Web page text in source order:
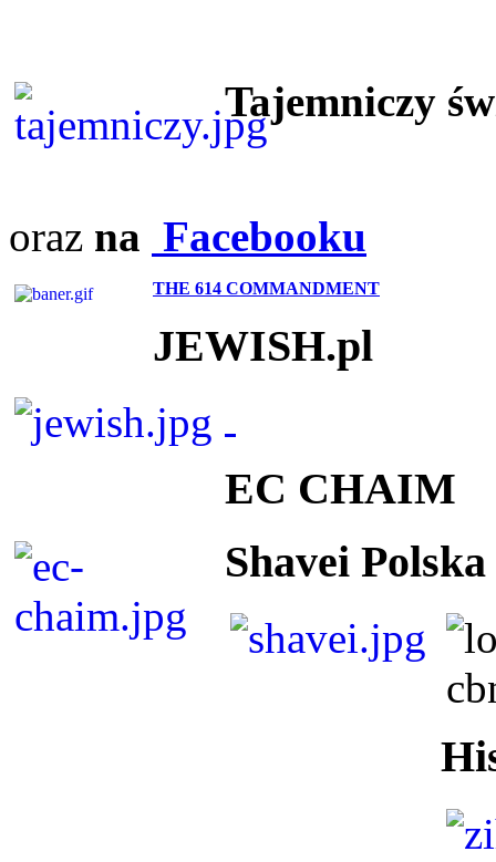
Tajemniczy
oraz na Facebooku
THE 614 COMMANDMENT
JEWISH.pl
EC CHAIM
Shavei Polska